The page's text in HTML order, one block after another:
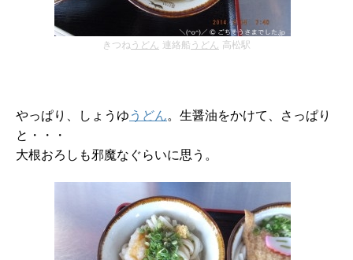
きつね うどん 連絡船 うどん 高松駅
やっぱり、しょうゆ うどん。生醤油をかけて、さっぱり
と・・・
大根おろしも邪魔なぐらいに思う。